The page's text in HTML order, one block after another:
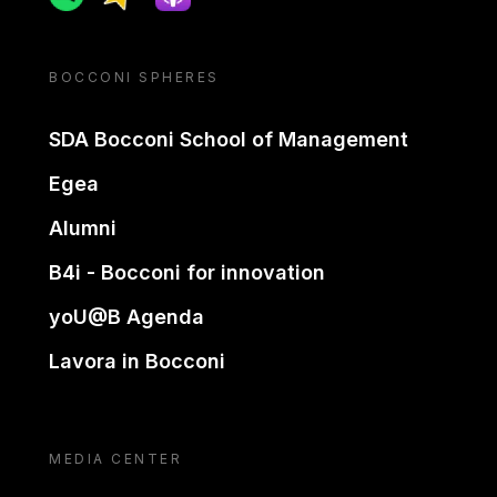
BOCCONI SPHERES
SDA Bocconi School of Management
Egea
Alumni
B4i - Bocconi for innovation
yoU@B Agenda
Lavora in Bocconi
MEDIA CENTER